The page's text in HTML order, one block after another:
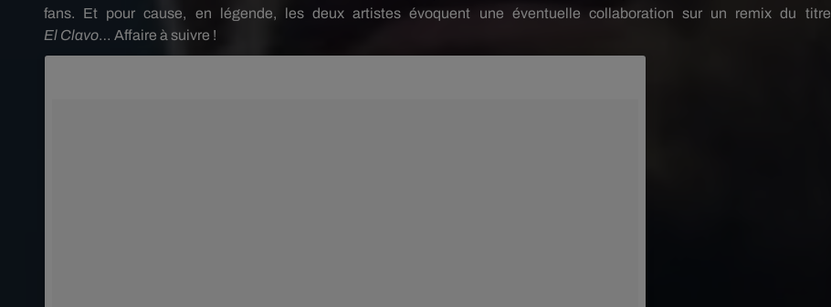
fans.
Et pour cause, en légende, les deux artistes évoquent une éventuelle collaboration sur un remix du titre
El Clavo… Affaire à suivre !